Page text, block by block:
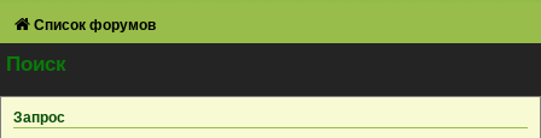
Список форумов
Поиск
Запрос